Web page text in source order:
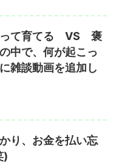
って育てる VS 褒
中で、何が起こっ
雑談動画を追加し
り、お金を払い忘
)